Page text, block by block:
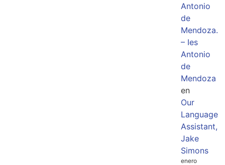
Antonio
de
Mendoza.
– Ies
Antonio
de
Mendoza
en
Our
Language
Assistant,
Jake
Simons
enero